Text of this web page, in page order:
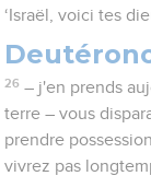
‘Israël, voici tes
26 – j'en prends
terre – vous
prendre
vivrez pas